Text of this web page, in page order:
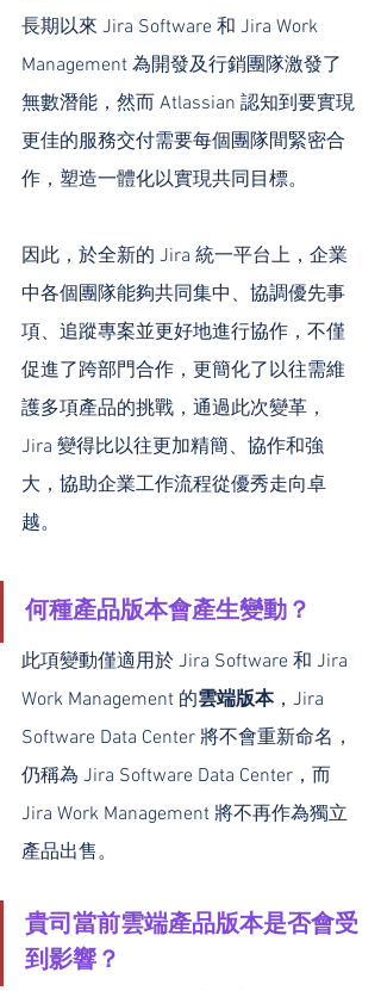
長期以來 Jira Software 和 Jira Work
Management 為開發及行銷團隊激發了
無數潛能，然而 Atlassian 認知到要實現
更佳的服務交付需要每個團隊間緊密合
作，塑造一體化以實現共同目標。
因此，於全新的 Jira 統一平台上，企業
中各個團隊能夠共同集中、協調優先事
項、追蹤專案並更好地進行協作，不僅
促進了跨部門合作，更簡化了以往需維
護多項產品的挑戰，通過此次變革，
Jira 變得比以往更加精簡、協作和強
大，協助企業工作流程從優秀走向卓
越。
何種產品版本會產生變動？
此項變動僅適用於 Jira Software 和 Jira
Work Management 的雲端版本 ，Jira
Software Data Center 將不會重新命名，
仍稱為 Jira Software Data Center，而
Jira Work Management 將不再作為獨立
產品出售。
貴司當前雲端產品版本是否會受
到影響？